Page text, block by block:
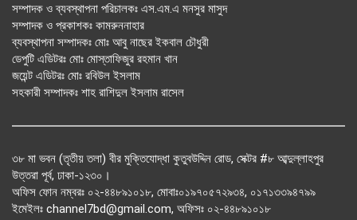
সম্পাদক ও ব্যবস্থাপনা পরিচালকঃ এস.এম.এ মনসুর মাসুদ
সম্পাদক ও প্রকাশকঃ কামরুননাহার
ব্যবস্থাপনা সম্পাদকঃ মোঃ আবু নাছের ইকবাল চৌধুরী
ডেপুটি এডিটরঃ মোঃ মোস্তাফিজুর রহমান খান
জয়েন্ট এডিটরঃ মোঃ রবিউল ইসলাম
সহকারী সম্পাদকঃ শাহ রাশিদুল ইসলাম রাসেল
৩৮ মা ভবন (তৃতীয় তলা) বীর মুক্তিযোদ্ধা কুতুবউদ্দিন রোড, সেক্টর #৮ আব্দুল্লাহপুর
উত্তরা পূর্ব, ঢাকা-১২৩০।
অফিস ফোন নম্বরঃ ০২-৪৪৮৯১০১৮, মোবাঃ০১৯৭০৫৭২৯৩৪, ০১৭১৩৩৯৪৭৯৯
ইমেইলঃ channel7bd@gmail.com, অফিসঃ ০২-৪৪৮৯১০১৮